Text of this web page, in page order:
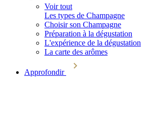
Voir tout
Les types de Champagne
Choisir son Champagne
Préparation à la dégustation
L'expérience de la dégustation
La carte des arômes
Approfondir